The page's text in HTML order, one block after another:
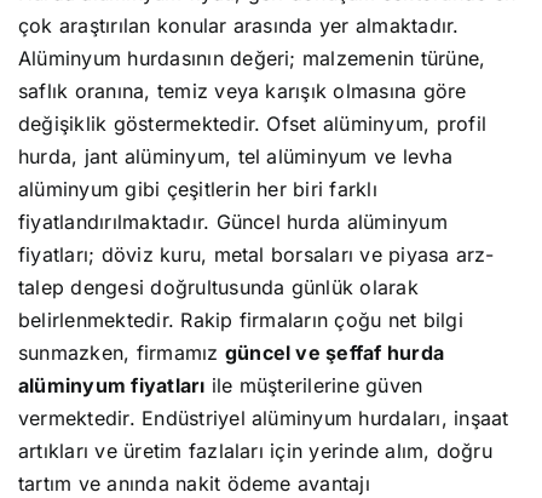
çok araştırılan konular arasında yer almaktadır.
Alüminyum hurdasının değeri; malzemenin türüne,
saflık oranına, temiz veya karışık olmasına göre
değişiklik göstermektedir. Ofset alüminyum, profil
hurda, jant alüminyum, tel alüminyum ve levha
alüminyum gibi çeşitlerin her biri farklı
fiyatlandırılmaktadır. Güncel hurda alüminyum
fiyatları; döviz kuru, metal borsaları ve piyasa arz-
talep dengesi doğrultusunda günlük olarak
belirlenmektedir. Rakip firmaların çoğu net bilgi
sunmazken, firmamız güncel ve şeffaf hurda
alüminyum fiyatları ile müşterilerine güven
vermektedir. Endüstriyel alüminyum hurdaları, inşaat
artıkları ve üretim fazlaları için yerinde alım, doğru
tartım ve anında nakit ödeme avantajı